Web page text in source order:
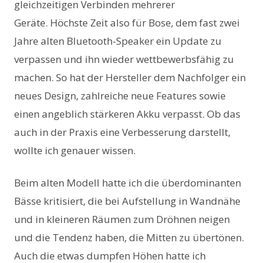
gleichzeitigen Verbinden mehrerer
Geräte. Höchste Zeit also für Bose, dem fast zwei
Jahre alten Bluetooth-Speaker ein Update zu
verpassen und ihn wieder wettbewerbsfähig zu
machen. So hat der Hersteller dem Nachfolger ein
neues Design, zahlreiche neue Features sowie
einen angeblich stärkeren Akku verpasst. Ob das
auch in der Praxis eine Verbesserung darstellt,
wollte ich genauer wissen.
Beim alten Modell hatte ich die überdominanten
Bässe kritisiert, die bei Aufstellung in Wandnähe
und in kleineren Räumen zum Dröhnen neigen
und die Tendenz haben, die Mitten zu übertönen.
Auch die etwas dumpfen Höhen hatte ich